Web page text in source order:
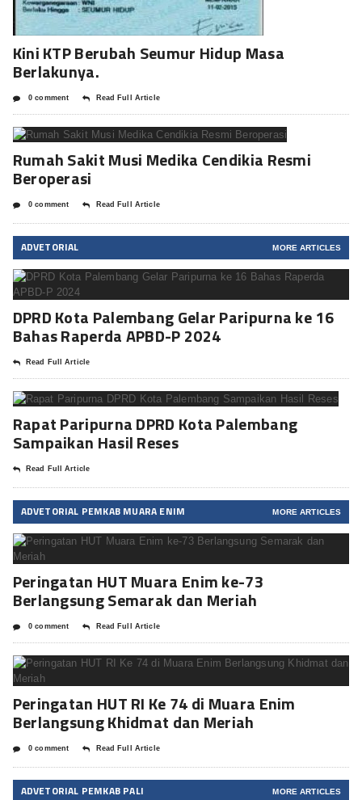
Kini KTP Berubah Seumur Hidup Masa
Berlakunya.
0 comment Read Full Article
Rumah Sakit Musi Medika Cendikia Resmi
Beroperasi
0 comment Read Full Article
ADVETORIAL MORE ARTICLES
DPRD Kota Palembang Gelar Paripurna ke 16
Bahas Raperda APBD-P 2024
Read Full Article
Rapat Paripurna DPRD Kota Palembang
Sampaikan Hasil Reses
Read Full Article
ADVETORIAL PEMKAB MUARA ENIM MORE ARTICLES
Peringatan HUT Muara Enim ke-73
Berlangsung Semarak dan Meriah
0 comment Read Full Article
Peringatan HUT RI Ke 74 di Muara Enim
Berlangsung Khidmat dan Meriah
0 comment Read Full Article
ADVETORIAL PEMKAB PALI MORE ARTICLES